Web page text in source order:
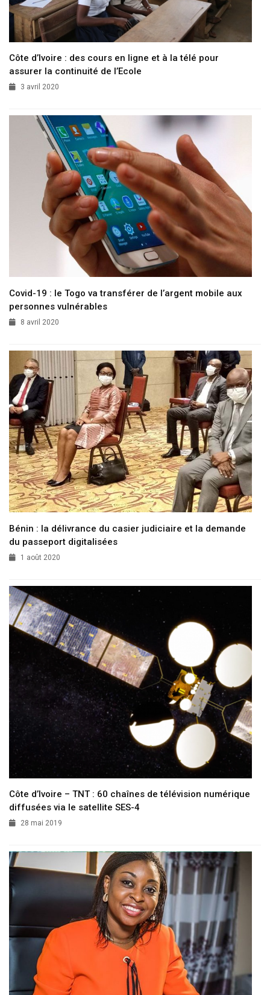
Côte d’Ivoire : des cours en ligne et à la télé pour
assurer la continuité de l’Ecole
3 avril 2020
Covid-19 : le Togo va transférer de l’argent mobile aux
personnes vulnérables
8 avril 2020
Bénin : la délivrance du casier judiciaire et la demande
du passeport digitalisées
1 août 2020
Côte d’Ivoire – TNT : 60 chaînes de télévision numérique
diffusées via le satellite SES-4
28 mai 2019